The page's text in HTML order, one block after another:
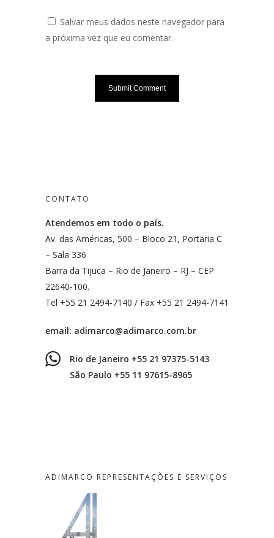
Salvar meus dados neste navegador para
a próxima vez que eu comentar.
CONTATO
Atendemos em todo o país.
Av. das Américas, 500 – Bloco 21, Portaria C
– Sala 336
Barra da Tijuca – Rio de Janeiro – RJ – CEP
22640-100.
Tel +55 21 2494-7140 / Fax +55 21 2494-7141
email: adimarco@adimarco.com.br
Rio de Janeiro +55 21 97375-5143
São Paulo +55 11 97615-8965
ADIMARCO REPRESENTAÇÕES E SERVIÇOS